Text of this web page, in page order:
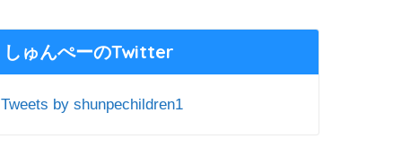
しゅんぺーのTwitter
Tweets by shunpechildren1